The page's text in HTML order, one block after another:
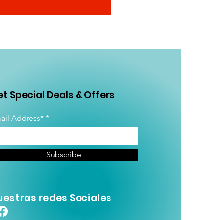
Special Deals & Offers
Address*
Subscribe
redes Sociales